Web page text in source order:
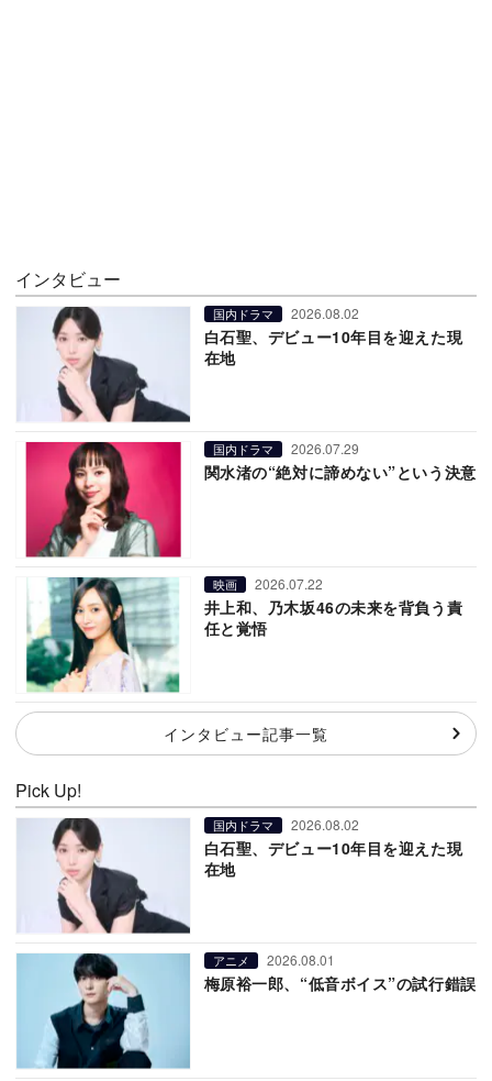
インタビュー
国内ドラマ 2026.08.02
白石聖、デビュー10年目を迎えた現
在地
国内ドラマ 2026.07.29
関水渚の“絶対に諦めない”という決意
映画 2026.07.22
井上和、乃木坂46の未来を背負う責
任と覚悟
インタビュー記事一覧
Pick Up!
国内ドラマ 2026.08.02
白石聖、デビュー10年目を迎えた現
在地
アニメ 2026.08.01
梅原裕一郎、“低音ボイス”の試行錯誤